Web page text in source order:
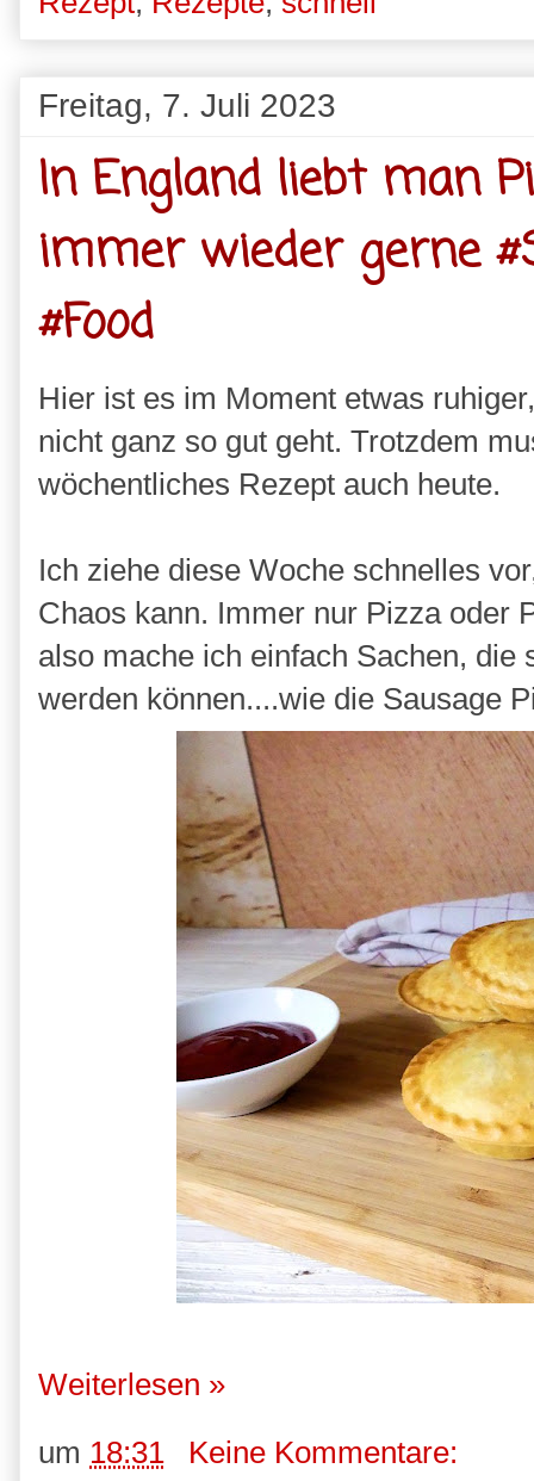
Freitag, 7. Juli 2023
In England liebt man
immer wieder gerne
#Food
Hier ist es im Moment etwas
nicht ganz so gut geht. Trotzdem
wöchentliches Rezept auch heute.
Ich ziehe diese Woche schnelles
Chaos kann. Immer nur Pizza oder
also mache ich einfach Sachen, die
werden können....wie die Sausage
Weiterlesen »
um 18:31 Keine Kommentare: